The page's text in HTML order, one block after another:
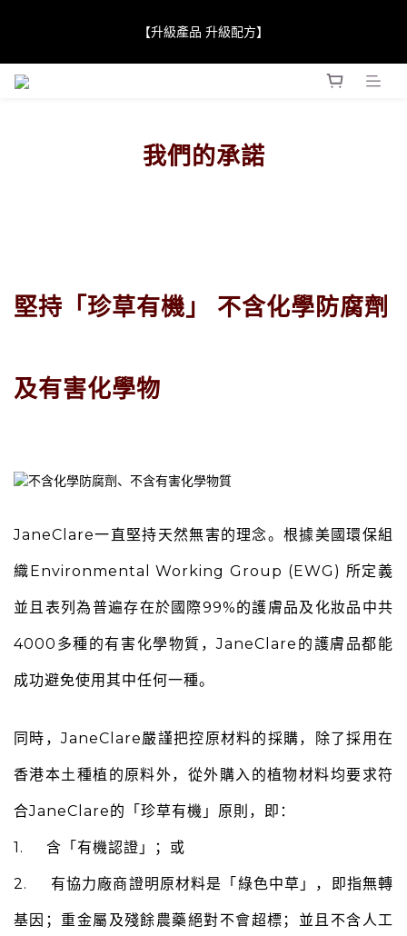
Award 勇奪金獎】
【升級產品 升級配方】
【JaneClare 康膚薈在iida Award Milan 2024 Professional
我們的承諾
堅持「珍草有機」 不含化學防腐劑
及有害化學物
JaneClare一直堅持天然無害的理念。根據美國環保組
織Environmental Working Group (EWG) 所定義
並且表列為普遍存在於國際99%的護膚品及化妝品中共
4000多種的有害化學物質，JaneClare的護膚品都能
成功避免使用其中任何一種。
同時，JaneClare嚴謹把控原材料的採購，除了採用在
香港本土種植的原料外，從外購入的植物材料均要求符
合JaneClare的「珍草有機」原則，即：
1. 含「有機認證」；或
2. 有協力廠商證明原材料是「綠色中草」，即指無轉
基因；重金屬及殘餘農藥絕對不會超標；並且不含人工